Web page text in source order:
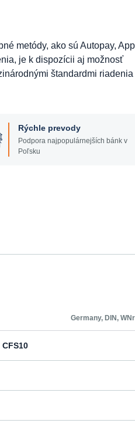
metódy, ako sú Autopay,
je k dispozícii aj možnosť
štandardmi riadenia
Rýchle prevody
Podpora najpopulárnejších bánk v
Poľsku
Germany, DIN, WNr
CFS10